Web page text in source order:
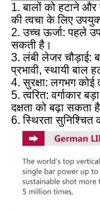
1. बालों को हटाने
की त्वचा के लिए
2. उच्च ऊर्जा: पहले
सकती है।
3. लंबी लेजर चौड़ाई:
प्रभावी, स्थायी बाल
4. सुरक्षा: लगभग कोई
5. त्वरित: वर्गाकार
दक्षता को बढ़ा
6. स्थिरता